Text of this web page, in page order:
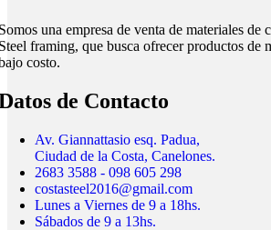
una empresa de venta de materiales de
framing, que busca ofrecer productos de
costo.
de Contacto
Av. Giannattasio esq. Padua,
Ciudad de la Costa, Canelones.
2683 3588 - 098 605 298
costasteel2016@gmail.com
Lunes a Viernes de 9 a 18hs.
Sábados de 9 a 13hs.